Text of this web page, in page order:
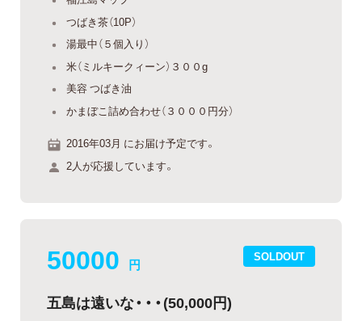
つばき茶（10P）
湯最中（５個入り）
米（ミルキークィーン）３００g
美容 つばき油
かまぼこ詰め合わせ（３０００円分）
2016年03月 にお届け予定です。
2人が応援しています。
SOLDOUT
50000 円
五島は遠いな・・・(50,000円)